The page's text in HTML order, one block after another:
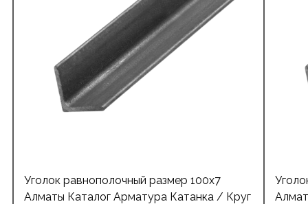
Уголок равнополочный размер 100х7
Алматы Каталог Арматура Катанка / Круг